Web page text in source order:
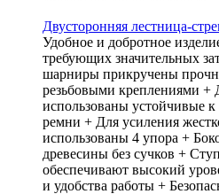
Двусторонняя лестница-
Удобное и добротное
требующих значительных
шарниры прикручены
резьбовыми креплениями +
использованы устойчивые
ремни + Для усиления
использованы 4 упора +
древесины без сучков +
обеспечивают высокий
и удобства работы +